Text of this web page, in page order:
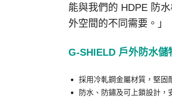
能與我們的 HDPE 防
外空間的不同需要。」
G-SHIELD 戶外防水儲
採用冷軋鋼金屬材質，堅固
防水、防鏽及可上鎖設計，